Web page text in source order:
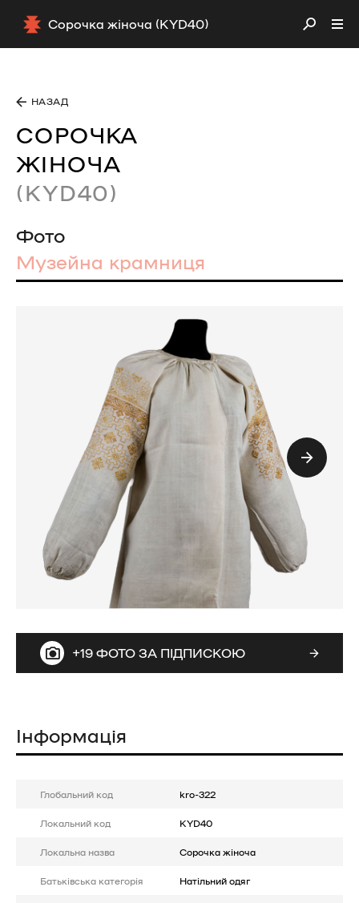
Сорочка жіноча (KYD40)
НАЗАД
СОРОЧКА
ЖІНОЧА
(KYD40)
Фото
Музейна крамниця
+19 ФОТО ЗА ПІДПИСКОЮ
Інформація
Глобальний код kro-322
Локальний код KYD40
Локальна назва Сорочка жіноча
Батькiвська категорія Натільний одяг